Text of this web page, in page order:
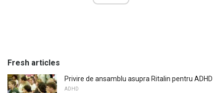
Fresh articles
Privire de ansamblu asupra Ritalin pentru ADHD
ADHD